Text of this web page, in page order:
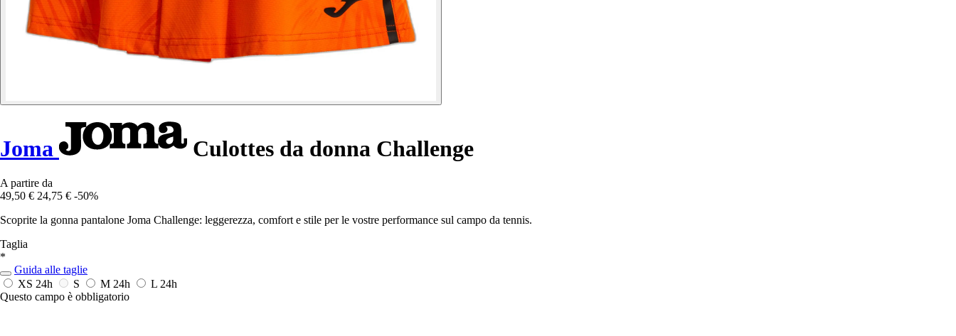
Joma Culottes da donna Challenge
A partire da
49,50 € 24,75 € -50%
Scoprite la gonna pantalone Joma Challenge: leggerezza, comfort e stile per le vostre performance sul campo da tennis.
Taglia
*
Guida alle taglie
XS 24h S M 24h L 24h
Questo campo è obbligatorio